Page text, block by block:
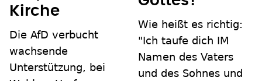
Kirche
Die AfD verbucht
wachsende
Unterstützung, bei
Wie heißt es richtig:
"Ich taufe dich IM
Namen des Vaters
und des Sohnes und